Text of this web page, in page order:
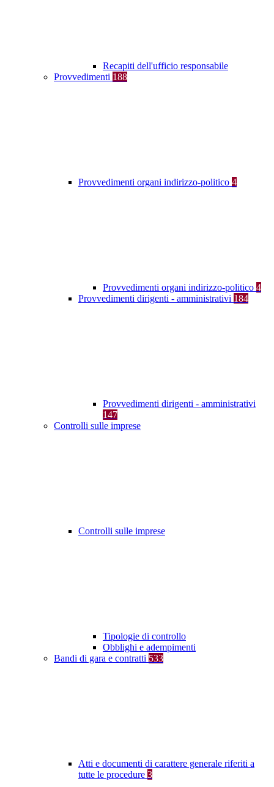
Recapiti dell'ufficio responsabile
Provvedimenti 188
Provvedimenti organi indirizzo-politico 4
Provvedimenti organi indirizzo-politico 4
Provvedimenti dirigenti - amministrativi 184
Provvedimenti dirigenti - amministrativi
147
Controlli sulle imprese
Controlli sulle imprese
Tipologie di controllo
Obblighi e adempimenti
Bandi di gara e contratti 533
Atti e documenti di carattere generale riferiti a
tutte le procedure 3